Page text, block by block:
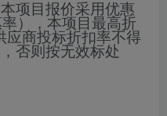
本项目报价采用优惠
），本项目最高折
应商投标折扣率不得
否则按无效标处